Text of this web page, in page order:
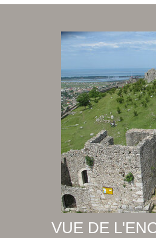
VUE DE